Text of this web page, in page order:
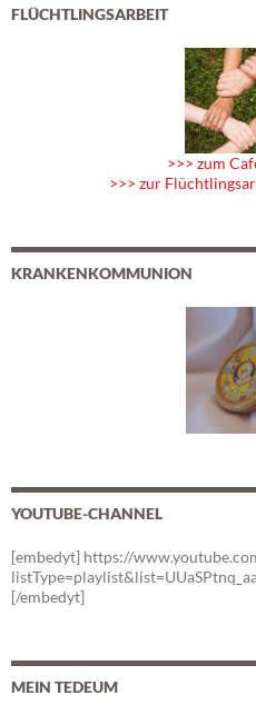
FLÜCHTLINGSARBEIT
>>> zum
>>> zur
KRANKENKOMMUNION
YOUTUBE-CHANNEL
[embedyt] https://
[/embedyt]
MEIN TEDEUM